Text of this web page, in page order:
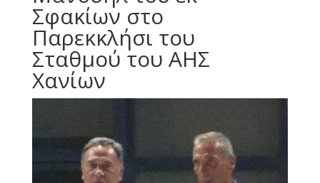
Σφακίων στο
Παρεκκλήσι του
Σταθμού του ΑΗΣ
Χανίων